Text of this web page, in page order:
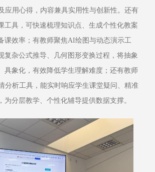
应用心得，内容兼具实用性与创新性。还有
工具，可快速梳理知识点、生成个性化教案
课效率；有教师聚焦AI绘图与动态演示工
复杂公式推导、几何图形变换过程，将抽象
具象化，有效降低学生理解难度；还有教师
分析工具，能实时响应学生课堂疑问、精准
为分层教学、个性化辅导提供数据支撑。